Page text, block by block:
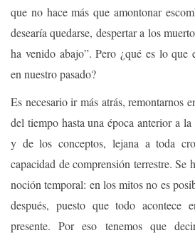
que no hace más que amontonar
desearía quedarse, despertar a los
ha venido abajo”. Pero ¿qué es lo que
en nuestro pasado?
Es necesario ir más atrás, remontarnos
del tiempo hasta una época anterior a
y de los conceptos, lejana a toda
capacidad de comprensión terrestre. Se
noción temporal: en los mitos no es
después, puesto que todo acontece
presente. Por eso tenemos que